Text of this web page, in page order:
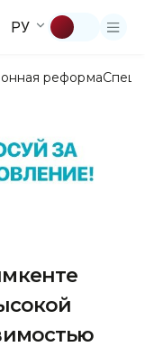
РУ
реформа